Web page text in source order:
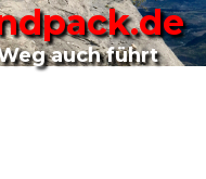
auch führt